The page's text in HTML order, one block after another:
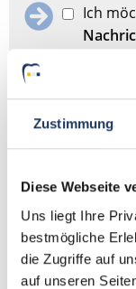
Zustimmung
Diese Webseite
Uns liegt Ihre
bestmögliche
die Zugriffe auf
auf unseren
Ich
und
ihr
Schon
Ihre Angaben für